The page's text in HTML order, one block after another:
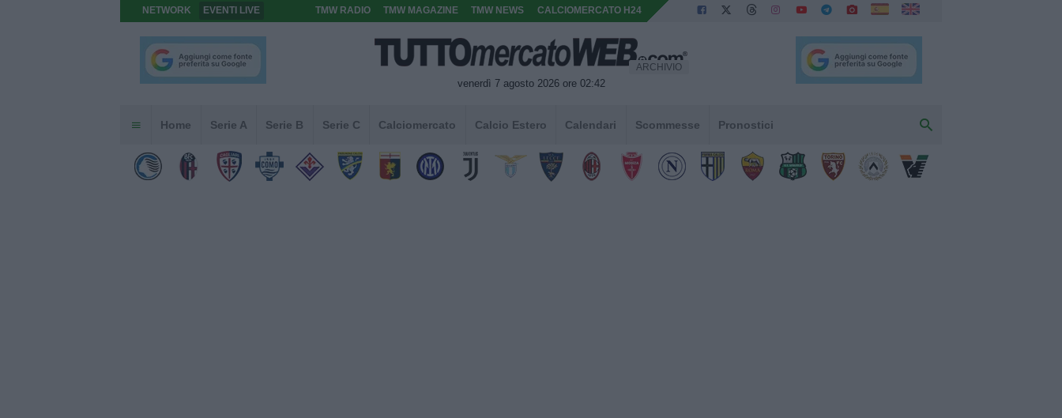
NETWORK EVENTI LIVE TMW RADIO TMW MAGAZINE TMW NEWS CALCIOMERCATO H24
venerdì 7 agosto 2026 ore 02:42
ARCHIVIO
Home Serie A Serie B Serie C Calciomercato Calcio Estero Calendari Scommesse Pronostici